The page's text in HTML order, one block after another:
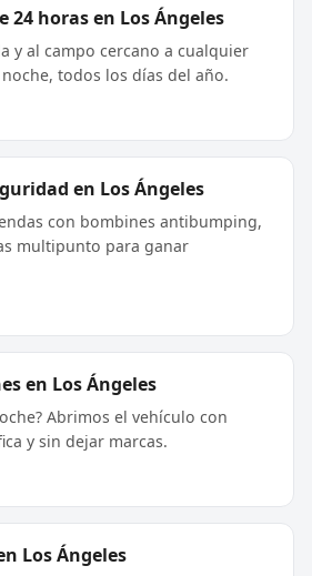
24 horas en Los Ángeles
y al campo cercano a cualquier
todos los días del año.
en Los Ángeles
con bombines antibumping,
multipunto para ganar
en Los Ángeles
Abrimos el vehículo con
y sin dejar marcas.
Los Ángeles